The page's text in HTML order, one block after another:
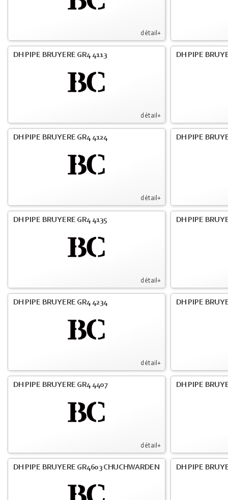
détail+
détail+
DH PIPE BRUYERE GR4 4113 DH PIPE
détail+
DH PIPE BRUYERE GR4 4124 DH PIPE
détail+
DH PIPE BRUYERE GR4 4135 DH PIPE
détail+
DH PIPE BRUYERE GR4 4234 DH PIPE
détail+
DH PIPE BRUYERE GR4 4407 DH PIPE
DH PIPE BRUYERE GR4603 CHUCHWARDEN DH PIPE